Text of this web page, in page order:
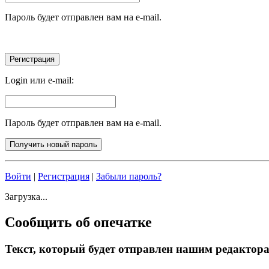
Пароль будет отправлен вам на e-mail.
Login или e-mail:
Пароль будет отправлен вам на e-mail.
Войти | Регистрация | Забыли пароль?
Загрузка...
Сообщить об опечатке
Текст, который будет отправлен нашим